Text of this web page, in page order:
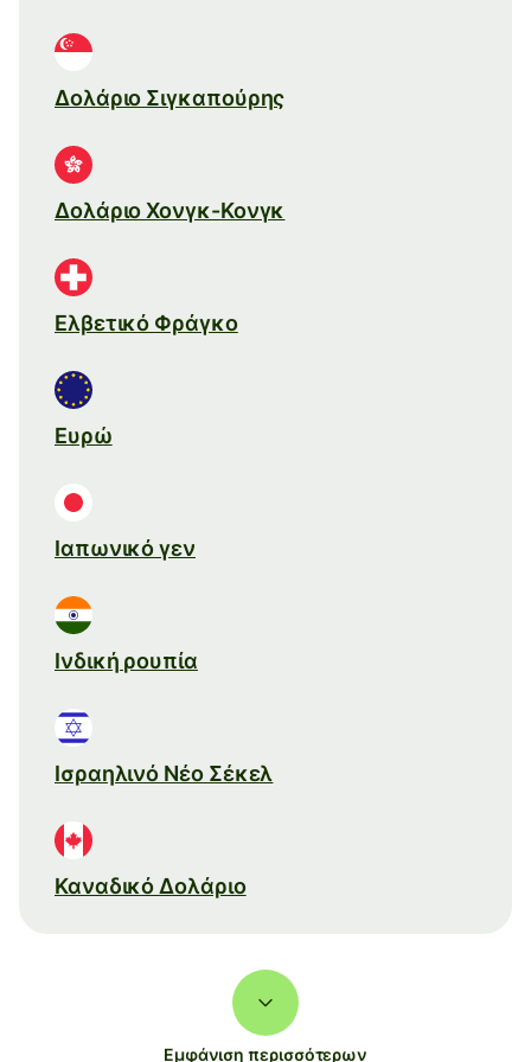
Δολάριο Σιγκαπούρης
Δολάριο Χονγκ-Κονγκ
Ελβετικό Φράγκο
Ευρώ
Ιαπωνικό γεν
Ινδική ρουπία
Ισραηλινό Νέο Σέκελ
Καναδικό Δολάριο
Εμφάνιση περισσότερων